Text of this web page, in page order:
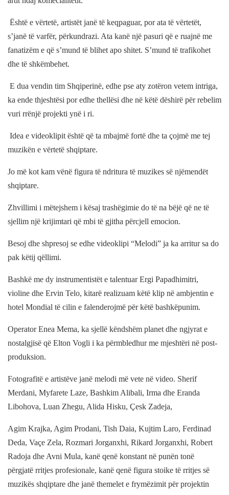
Është e vërtetë, artistët janë të keqpaguar, por ata të vërtetët,
s’janë të varfër, përkundrazi. Ata kanë një pasuri që e ruajnë me
fanatizëm e që s’mund të blihet apo shitet. S’mund të trafikohet
dhe të shkëmbehet.
E dua vendin tim Shqiperinë, edhe pse aty zotëron vetem intriga,
ka ende thjeshtësi por edhe thellësi dhe në këtë dëshirë për rebelim
vuri rrënjë projekti ynë i ri.
Idea e videoklipit është që ta mbajmë fortë dhe ta çojmë me tej
muzikën e vërtetë shqiptare.
Jo më kot kam vënë figura të ndritura të muzikes së njëmendët
shqiptare.
Zhvillimi i mëtejshem i kësaj trashëgimie do të na bëjë që ne të
sjellim një krijimtari që mbi të gjitha përcjell emocion.
Besoj dhe shpresoj se edhe videoklipi “Melodi” ja ka arritur sa do
pak këtij qëllimi.
Bashkë me dy instrumentistët e talentuar Ergi Papadhimitri,
violine dhe Ervin Telo, kitarë realizuam këtë klip në ambjentin e
hotel Mondial të cilin e falenderojmë për këtë bashkëpunim.
Operator Enea Mema, ka sjellë këndshëm planet dhe ngjyrat e
nostalgjisë që Elton Vogli i ka përmbledhur me mjeshtëri në post-
produksion.
Fotografitë e artistëve janë melodi më vete në video. Sherif
Merdani, Myfarete Laze, Bashkim Alibali, Irma dhe Eranda
Libohova, Luan Zhegu, Alida Hisku, Çesk Zadeja,
Agim Krajka, Agim Prodani, Tish Daia, Kujtim Laro, Ferdinad
Deda, Vaçe Zela, Rozmari Jorganxhi, Rikard Jorganxhi, Robert
Radoja dhe Avni Mula, kanë qenë konstant në punën tonë
përgjatë rritjes profesionale, kanë qenë figura stoike të rritjes së
muzikës shqiptare dhe janë themelet e frymëzimit për projektin